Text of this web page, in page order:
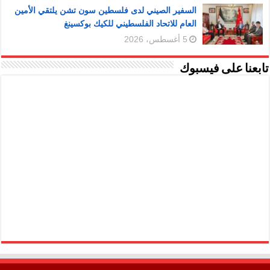
السفير الصيني لدى فلسطين سون تشن يلتقي الأمين
العام للاتحاد الفلسطيني للكيك بوكسينغ
5 أغسطس، 2026
تابعنا على فيسبوك